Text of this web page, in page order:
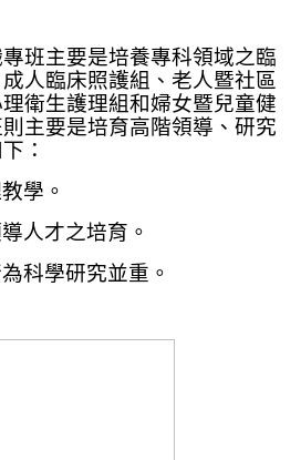
班主要是培養專科領域之臨
人臨床照護組、老人暨社區
衛生護理組和婦女暨兒童健
主要是培育高階領導、研究
：
學。
人才之培育。
科學研究並重。